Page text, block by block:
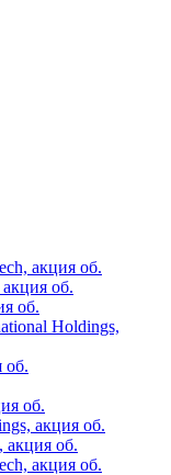
акция об.
об.
об.
Holdings,
об.
об.
акция об.
акция об.
акция об.